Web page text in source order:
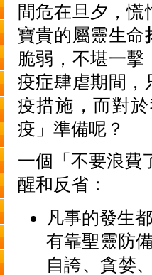
間危在旦夕，
寶貴的屬靈生命
脆弱，不堪一
疫症肆虐期間，
疫措施，而對
疫」準備呢？
一個「不要浪費
醒和反省：
凡事的發生
有靠聖靈防
自誇、貪婪